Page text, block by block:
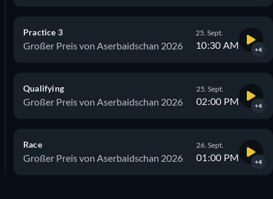
Practice 3
Großer Preis von Aserbaidschan 2026
25. Sept.
10:30 AM +4
Qualifying
Großer Preis von Aserbaidschan 2026
25. Sept.
02:00 PM +4
Race
Großer Preis von Aserbaidschan 2026
26. Sept.
01:00 PM +4